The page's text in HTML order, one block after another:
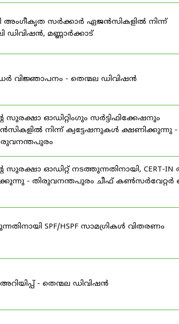
അംഗീകൃത സർക്കാർ ഏജൻസികളിൽ നിന്ന്
മണ്ണാർക്കാട്
വിജ്ഞാപനം - തെന്മല ഡിവിഷൻ
ഓഡിറ്റിംഗും സർട്ടിഫിക്കേഷനും
നിന്ന് ക്വട്ടേഷനുകൾ ക്ഷണിക്കുന്നു -
ഓഡിറ്റ് നടത്തുന്നതിനായി, CERT-
- തിരുവനന്തപുരം ചീഫ്
SPF/HSPF സാമഗ്രികൾ വിതരണം
- തെന്മല ഡിവിഷൻ